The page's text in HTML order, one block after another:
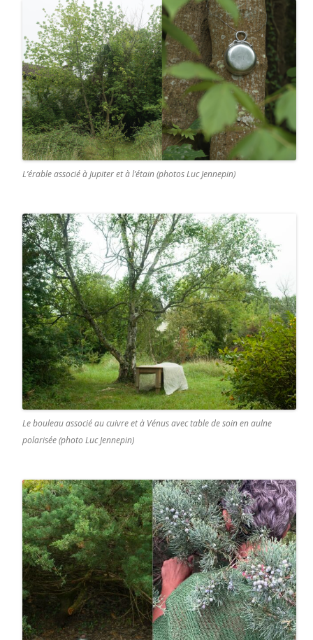
L’érable associé à Jupiter et à l’étain (photos Luc Jennepin)
Le bouleau associé au cuivre et à Vénus avec table de soin en aulne
polarisée (photo Luc Jennepin)